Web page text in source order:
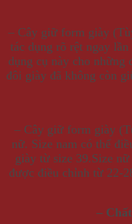
– Cây giữ form giày
tác dụng rõ rệt ngay
dụng cụ này cho những
đôi giày đã không còn
– Cây giữ form giày
nữ. Size nam có thể
giày từ size 39.Size
được điều chỉnh từ 22-
–